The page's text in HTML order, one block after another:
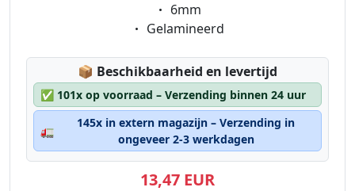
Eigenschaft:
6mm
Eigenschaft:
Gelamineerd
📦 Lagerstatus:
Beschikbaarheid en levertijd
✅ 101x op voorraad – Verzending binnen 24 uur
🚛
145x in extern magazijn – Verzending in
ongeveer 2-3 werkdagen
13,47 EUR